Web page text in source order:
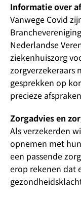
Informatie over
Vanwege Covid
Nederlandse
ziekenhuiszorg
zorgverzekeraars
gesprekken op
precieze
Zorgadvies en
Als verzekerden
opnemen met
een passende
erop rekenen dat